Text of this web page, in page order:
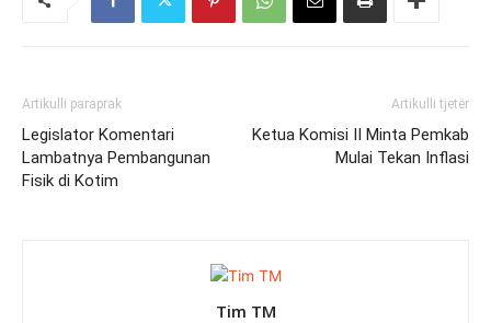
Artikulli paraprak
Legislator Komentari
Lambatnya Pembangunan
Fisik di Kotim
Artikulli tjetër
Ketua Komisi II Minta Pemkab
Mulai Tekan Inflasi
Tim TM